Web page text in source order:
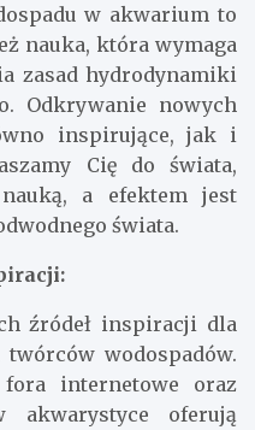
w akwarium to
nauka, która wymaga
zasad hydrodynamiki
Odkrywanie nowych
inspirujące, jak i
Cię do świata,
a efektem jest
świata.
źródeł inspiracji dla
wodospadów.
fora internetowe oraz
akwarystyce oferują